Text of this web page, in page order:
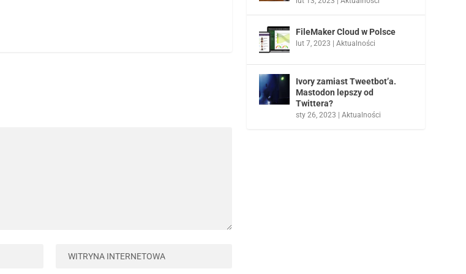
FileMaker Cloud w Polsce
lut 7, 2023 |Aktualności
Ivory zamiast Tweetbot’a.
Mastodon lepszy od
Twittera?
sty 26, 2023 |Aktualności